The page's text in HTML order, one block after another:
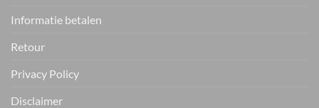
Informatie betalen
Retour
Privacy Policy
Disclaimer